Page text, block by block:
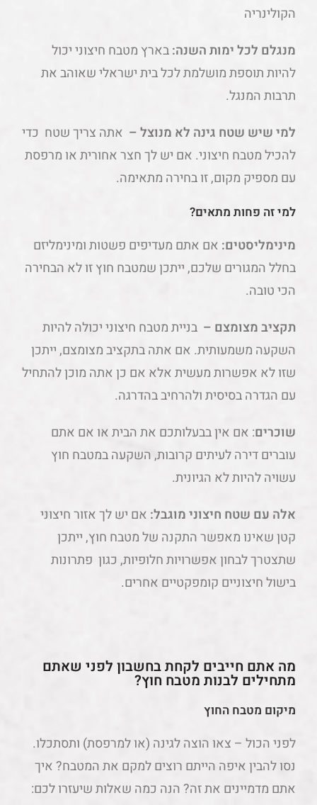
הקולינריה
מנגלם לכל ימות השנה:בארץ מטבח חיצוני יכול
להיות תוספת מושלמת לכל בית ישראלי שאוהב את
תרבות המנגל.
למי שיש שטח גינה לא מנוצל – אתה צריך שטח כדי
להכיל מטבח חיצוני. אם יש לך חצר אחורית או מרפסת
עם מספיק מקום, זו בחירה מתאימה.
למי זה פחות מתאים?
מינימליסטים: אם אתם מעדיפים פשטות ומינימליזם
בחלל המגורים שלכם, ייתכן שמטבח חוץ זו לא הבחירה
הכי טובה.
תקציב מצומצם – בניית מטבח חיצוני יכולה להיות
השקעה משמעותית. אם אתה בתקציב מצומצם, ייתכן
שזו לא אפשרות מעשית אלא אם כן אתה מוכן להתחיל
עם הגדרה בסיסית ולהרחיב בהדרגה.
שוכרים: אם אין בבעלותכם את הבית או אם אתם
עוברים דירה לעיתים קרובות, השקעה במטבח חוץ
עשויה להיות לא הגיונית.
אלה עם שטח חיצוני מוגבל: אם יש לך אזור חיצוני
קטן שאינו מאפשר התקנה של מטבח חוץ, ייתכן
שתצטרך לבחון אפשרויות חלופיות, כגון פתרונות
בישול חיצוניים קומפקטיים אחרים.
מה אתם חייבים לקחת בחשבון לפני שאתם
מתחילים לבנות מטבח חוץ?
מיקום מטבח החוץ
לפני הכול – צאו הוצה לגינה (או למרפסת) ותסתכלו.
נסו להבין איפה הייתם רוצים למקם את המטבח? איך
אתם מדמיינים את זה? הנה כמה שאלות שיעזרו לכם: